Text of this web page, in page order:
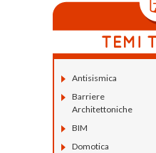
Antisismica
Barriere
Architettoniche
BIM
Domotica